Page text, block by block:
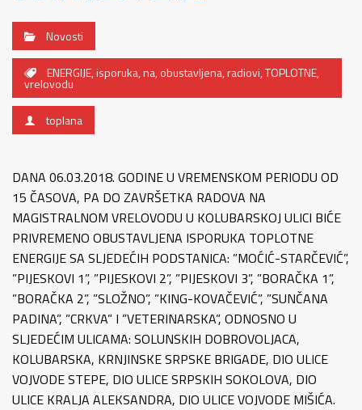
Novosti
ENERGIJE,isporuka,na,obustavljena,radiovi,TOPLOTNE,
vrelovodu
toplana
DANA 06.03.2018. GODINE U VREMENSKOM PERIODU OD
15 ČASOVA, PA DO ZAVRŠETKA RADOVA NA
MAGISTRALNOM VRELOVODU U KOLUBARSKOJ ULICI BIĆE
PRIVREMENO OBUSTAVLJENA ISPORUKA TOPLOTNE
ENERGIJE SA SLJEDEĆIH PODSTANICA: ”MOĆIĆ-STARČEVIĆ”,
”PIJESKOVI 1”, ”PIJESKOVI 2”, ”PIJESKOVI 3”, ”BORAČKA 1”,
”BORAČKA 2”, ”SLOŽNO”, ”KING-KOVAČEVIĆ”, ”SUNČANA
PADINA”, ”CRKVA” I ”VETERINARSKA”, ODNOSNO U
SLJEDEĆIM ULICAMA: SOLUNSKIH DOBROVOLJACA,
KOLUBARSKA, KRNJINSKE SRPSKE BRIGADE, DIO ULICE
VOJVODE STEPE, DIO ULICE SRPSKIH SOKOLOVA, DIO
ULICE KRALJA ALEKSANDRA, DIO ULICE VOJVODE MIŠIĆA.